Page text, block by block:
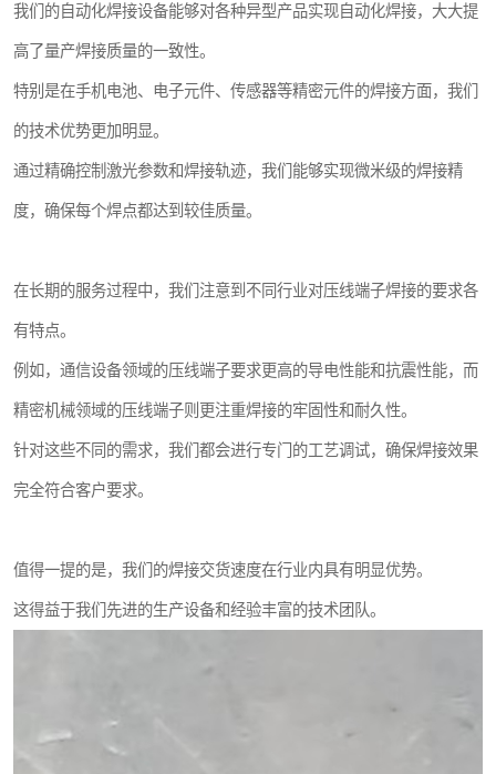
我们的自动化焊接设备能够对各种异型产品实现自动化焊接，大大提
高了量产焊接质量的一致性。
特别是在手机电池、电子元件、传感器等精密元件的焊接方面，我们
的技术优势更加明显。
通过精确控制激光参数和焊接轨迹，我们能够实现微米级的焊接精
度，确保每个焊点都达到较佳质量。
在长期的服务过程中，我们注意到不同行业对压线端子焊接的要求各
有特点。
例如，通信设备领域的压线端子要求更高的导电性能和抗震性能，而
精密机械领域的压线端子则更注重焊接的牢固性和耐久性。
针对这些不同的需求，我们都会进行专门的工艺调试，确保焊接效果
完全符合客户要求。
值得一提的是，我们的焊接交货速度在行业内具有明显优势。
这得益于我们先进的生产设备和经验丰富的技术团队。